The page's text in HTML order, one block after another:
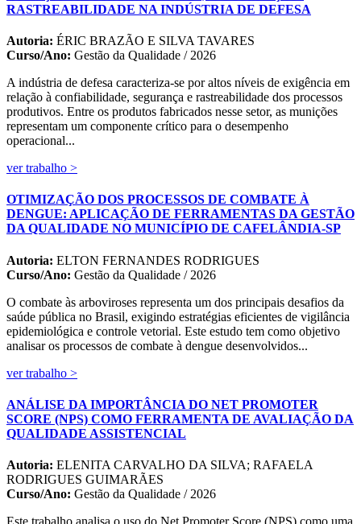
RASTREABILIDADE NA INDÚSTRIA DE DEFESA
Autoria: ÉRIC BRAZÃO E SILVA TAVARES
Curso/Ano: Gestão da Qualidade / 2026
A indústria de defesa caracteriza-se por altos níveis de exigência em
relação à confiabilidade, segurança e rastreabilidade dos processos
produtivos. Entre os produtos fabricados nesse setor, as munições
representam um componente crítico para o desempenho
operacional...
ver trabalho >
OTIMIZAÇÃO DOS PROCESSOS DE COMBATE À
DENGUE: APLICAÇÃO DE FERRAMENTAS DA GESTÃO
DA QUALIDADE NO MUNICÍPIO DE CAFELÂNDIA-SP
Autoria: ELTON FERNANDES RODRIGUES
Curso/Ano: Gestão da Qualidade / 2026
O combate às arboviroses representa um dos principais desafios da
saúde pública no Brasil, exigindo estratégias eficientes de vigilância
epidemiológica e controle vetorial. Este estudo tem como objetivo
analisar os processos de combate à dengue desenvolvidos...
ver trabalho >
ANÁLISE DA IMPORTÂNCIA DO NET PROMOTER
SCORE (NPS) COMO FERRAMENTA DE AVALIAÇÃO DA
QUALIDADE ASSISTENCIAL
Autoria: ELENITA CARVALHO DA SILVA; RAFAELA
RODRIGUES GUIMARÃES
Curso/Ano: Gestão da Qualidade / 2026